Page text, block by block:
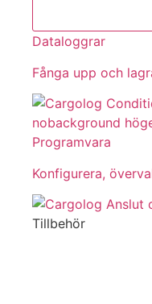
Dataloggrar
Fånga upp och
Programvara
Konfigurera,
Tillbehör